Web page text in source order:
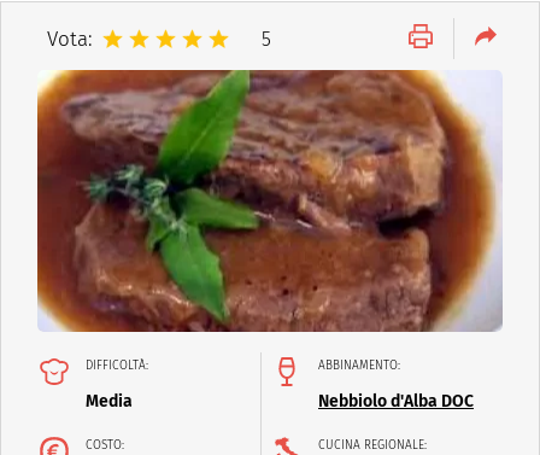
Vota: 5
DIFFICOLTÀ:
Media
ABBINAMENTO:
Nebbiolo d'Alba DOC
COSTO: CUCINA REGIONALE: